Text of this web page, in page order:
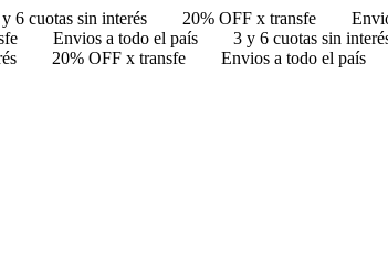
6 cuotas sin interés 20% OFF x transfe
Envios a todo el país 3 y 6 cuotas sin
20% OFF x transfe Envios a todo el país